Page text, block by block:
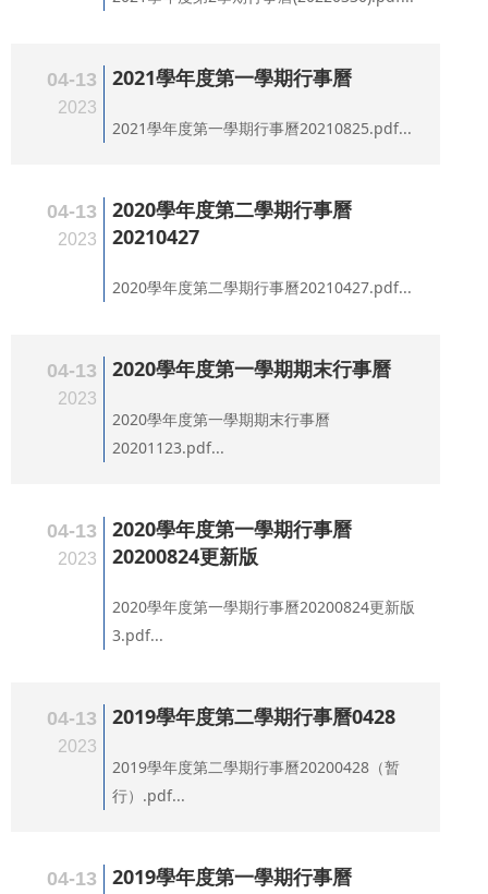
04-13
2023
2021學年度第一學期行事曆
2021學年度第一學期行事曆20210825.pdf...
04-13
2023
2020學年度第二學期行事曆
20210427
2020學年度第二學期行事曆20210427.pdf...
04-13
2023
2020學年度第一學期期末行事曆
2020學年度第一學期期末行事曆
20201123.pdf...
04-13
2023
2020學年度第一學期行事曆
20200824更新版
2020學年度第一學期行事曆20200824更新版
3.pdf...
04-13
2023
2019學年度第二學期行事曆0428
2019學年度第二學期行事曆20200428（暂
行）.pdf...
04-13 2019學年度第一學期行事曆